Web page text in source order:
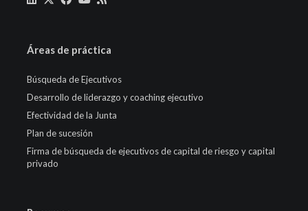
Áreas de práctica
Búsqueda de Ejecutivos
Desarrollo de liderazgo y coaching ejecutivo
Efectividad de la Junta
Plan de sucesión
Firma de búsqueda de ejecutivos de capital de riesgo y capital
privado